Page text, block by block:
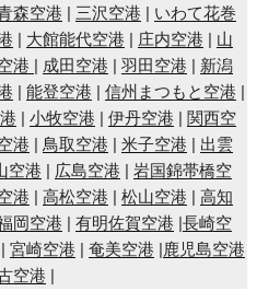
森空港 | 三沢空港 | いわて花巻
| 大館能代空港 | 庄内空港 | 山
港 | 成田空港 | 羽田空港 | 新潟
| 能登空港 | 信州まつもと空港 |
| 小牧空港 | 伊丹空港 | 関西空
港 | 鳥取空港 | 米子空港 | 出雲
空港 | 広島空港 | 岩国錦帯橋空
港 | 高松空港 | 松山空港 | 高知
岡空港 | 有明佐賀空港 |長崎空
| 宮崎空港 | 奄美空港 |鹿児島空港
空港 |